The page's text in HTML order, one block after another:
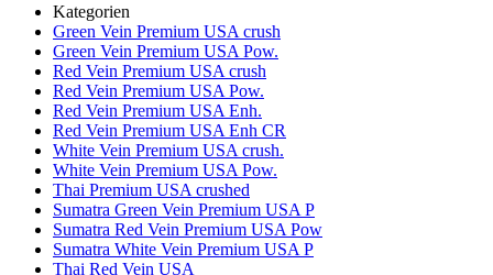
Kategorien
Green Vein Premium USA crush
Green Vein Premium USA Pow.
Red Vein Premium USA crush
Red Vein Premium USA Pow.
Red Vein Premium USA Enh.
Red Vein Premium USA Enh CR
White Vein Premium USA crush.
White Vein Premium USA Pow.
Thai Premium USA crushed
Sumatra Green Vein Premium USA P
Sumatra Red Vein Premium USA Pow
Sumatra White Vein Premium USA P
Thai Red Vein USA